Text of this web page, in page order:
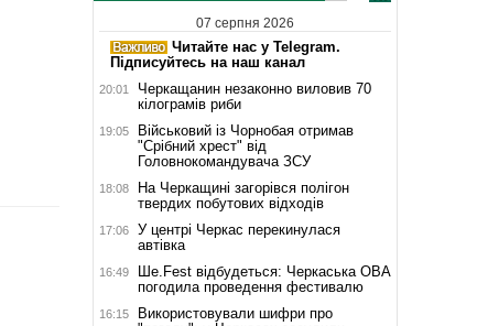
07 серпня 2026
Читайте нас у Telegram.
Підписуйтесь на наш канал
20:01
Черкащанин незаконно виловив 70
кілограмів риби
19:05
Військовий із Чорнобая отримав
"Срібний хрест" від
Головнокомандувача ЗСУ
18:08
На Черкащині загорівся полігон
твердих побутових відходів
17:06
У центрі Черкас перекинулася
автівка
16:49
Ше.Fest відбудеться: Черкаська ОВА
погодила проведення фестивалю
16:15
Використовували шифри про